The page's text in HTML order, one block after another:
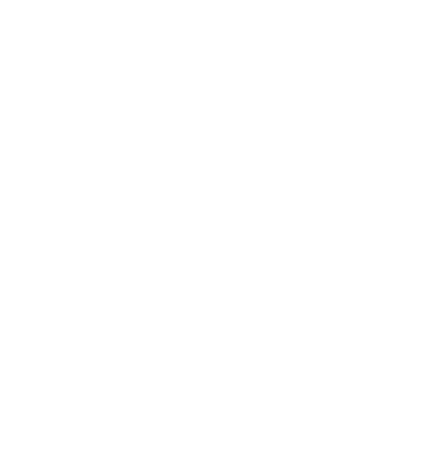
um médico de sua confiança.
difícil para o paciente, seus familiares e
pode levar uma vida relativamente normal.
hesite em perguntar tudo o que achar
da doença e o comprometimento dos órgãos.
outros problemas de saúde que podem
seguir uma dieta especifica e, possivelmente,